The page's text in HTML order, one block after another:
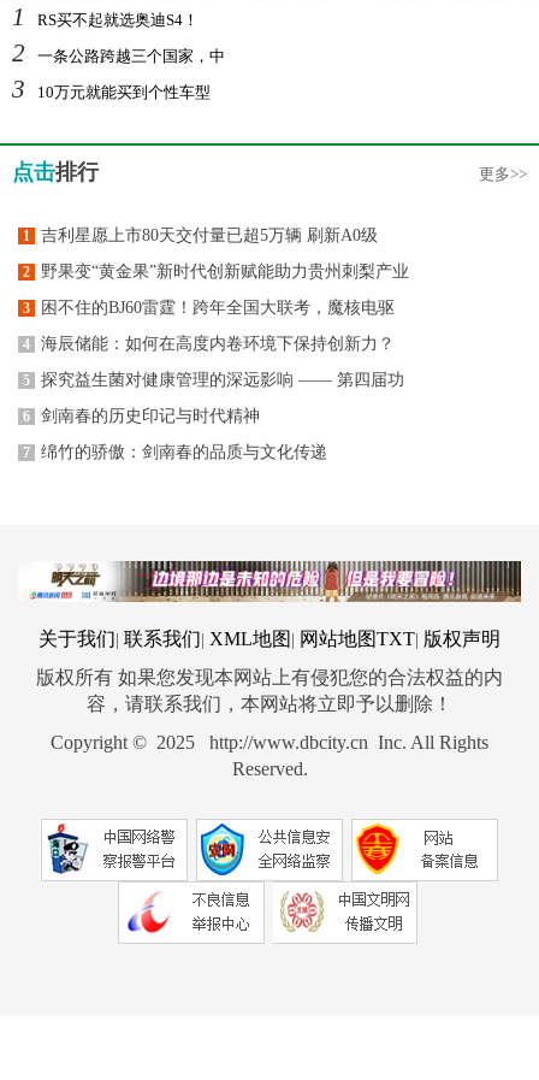
1 RS买不起就选奥迪S4！
2 一条公路跨越三个国家，中
3 10万元就能买到个性车型
点击排行 更多>>
1 吉利星愿上市80天交付量已超5万辆 刷新A0级
2 野果变“黄金果”新时代创新赋能助力贵州刺梨产业
3 困不住的BJ60雷霆！跨年全国大联考，魔核电驱
4 海辰储能：如何在高度内卷环境下保持创新力？
5 探究益生菌对健康管理的深远影响 —— 第四届功
6 剑南春的历史印记与时代精神
7 绵竹的骄傲：剑南春的品质与文化传递
关于我们 联系我们 XML地图 网站地图TXT 版权声明
版权所有 如果您发现本网站上有侵犯您的合法权益的内
容，请联系我们，本网站将立即予以删除！
Copyright © 2025 http://www.dbcity.cn Inc. All Rights
Reserved.